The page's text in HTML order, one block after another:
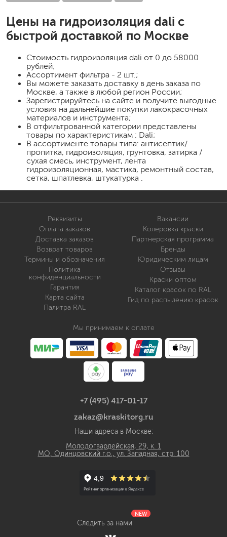
Цены на гидроизоляция dali с
быстрой доставкой по Москве
Стоимость гидроизоляция dali от 0 до 58000
рублей;
Ассортимент фильтра - 2 шт.;
Вы можете заказать доставку в день заказа по
Москве, а также в любой регион России;
Зарегистрируйтесь на сайте и получите выгодные
условия на дальнейшие покупки лакокрасочных
материалов и инструмента;
В отфильтрованной категории представлены
товары по характеристикам : Dali;
В ассортименте товары типа: антисептик/
пропитка, гидроизоляция, грунтовка, затирка /
сухая смесь, инструмент, лента
гидроизоляционная, мастика, ремонтный состав,
сетка, шпатлевка, штукатурка .
Реквизиты
Оплата заказов
Доставка заказов
Возврат товаров
Термины и обозначения
Политика
конфиденциальности
Гарантия
Карта сайта
Палитра RAL
Вакансии
Колеровка краски
Партнерская программа
Бренды
Юридическим лицам
Отзывы
Краски оптом
Каталог красок по RAL
Гид по распылению красок
Мы принимаем к оплате
+7 (495) 417-01-17
zakaz@kraskitorg.ru
Наши адреса в Москве:
Молодогвардейская, 29, к. 1
МО, Одинцовский г.о., ул. Западная, стр. 100
Следить за нами
NEW